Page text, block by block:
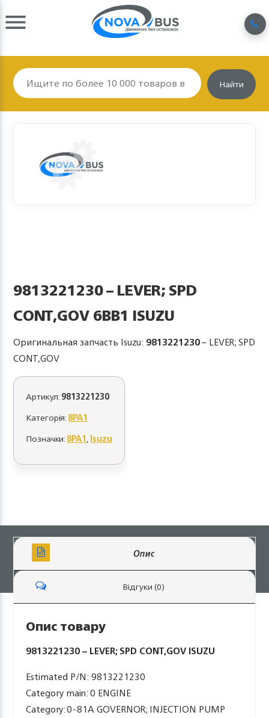
Найти
9813221230 – LEVER; SPD
CONT,GOV 6BB1 ISUZU
Оригинальная запчасть Isuzu: 9813221230– LEVER; SPD
CONT,GOV
Артикул:9813221230
Категорія:8PA1
Позначки:8PA1,Isuzu
Опис
Відгуки (0)
Опис товару
9813221230 – LEVER; SPD CONT,GOV ISUZU
Estimated P/N: 9813221230
Category main: 0 ENGINE
Category: 0-81A GOVERNOR; INJECTION PUMP